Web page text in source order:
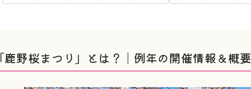
「鹿野桜まつり」とは？│例年の開催情報＆概要